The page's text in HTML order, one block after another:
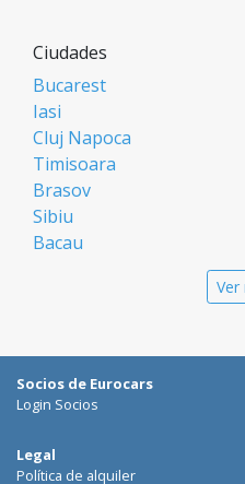
Ciudades
Bucarest
Iasi
Cluj Napoca
Timisoara
Brasov
Sibiu
Bacau
Galati
Suceava
Focsani
Targoviste
Ver
Socios de Eurocars
Login Socios
Legal
Política de alquiler